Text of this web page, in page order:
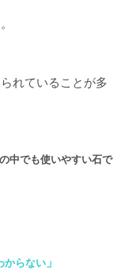
れていることが多
中でも使いやすい石で
からない」